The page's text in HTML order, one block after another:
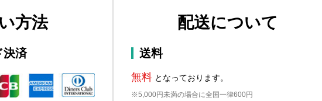
方法
決済
配送について
送料
無料となっております。
※5,000円未満の場合に全国一律600円